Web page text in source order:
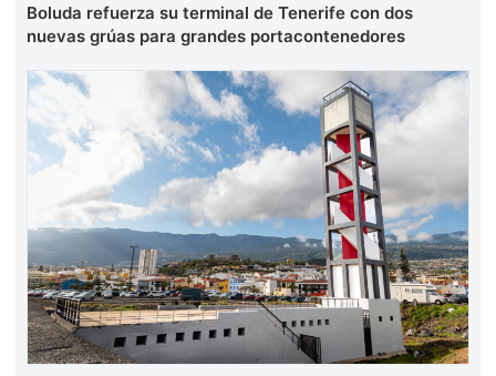
Boluda refuerza su terminal de Tenerife con dos
nuevas grúas para grandes portacontenedores